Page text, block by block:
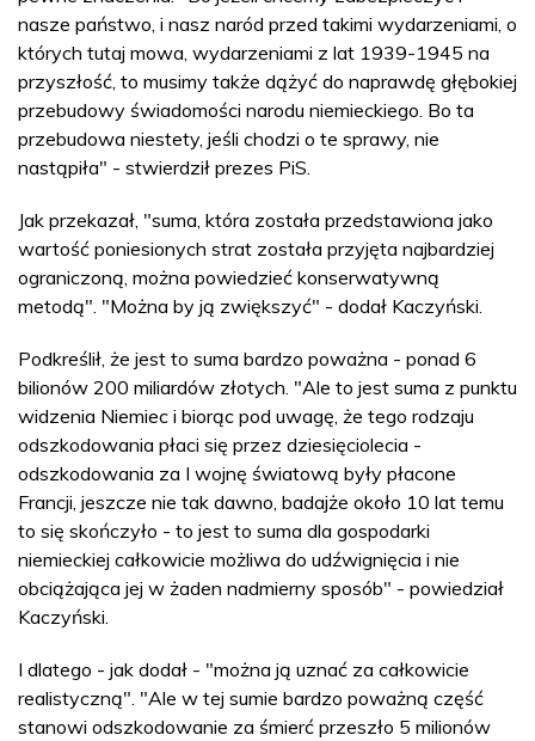
nasze państwo, i nasz naród przed takimi wydarzeniami, o
których tutaj mowa, wydarzeniami z lat 1939-1945 na
przyszłość, to musimy także dążyć do naprawdę głębokiej
przebudowy świadomości narodu niemieckiego. Bo ta
przebudowa niestety, jeśli chodzi o te sprawy, nie
nastąpiła" - stwierdził prezes PiS.
Jak przekazał, "suma, która została przedstawiona jako
wartość poniesionych strat została przyjęta najbardziej
ograniczoną, można powiedzieć konserwatywną
metodą". "Można by ją zwiększyć" - dodał Kaczyński.
Podkreślił, że jest to suma bardzo poważna - ponad 6
bilionów 200 miliardów złotych. "Ale to jest suma z punktu
widzenia Niemiec i biorąc pod uwagę, że tego rodzaju
odszkodowania płaci się przez dziesięciolecia -
odszkodowania za I wojnę światową były płacone
Francji, jeszcze nie tak dawno, badajże około 10 lat temu
to się skończyło - to jest to suma dla gospodarki
niemieckiej całkowicie możliwa do udźwignięcia i nie
obciążająca jej w żaden nadmierny sposób" - powiedział
Kaczyński.
I dlatego - jak dodał - "można ją uznać za całkowicie
realistyczną". "Ale w tej sumie bardzo poważną część
stanowi odszkodowanie za śmierć przeszło 5 milionów